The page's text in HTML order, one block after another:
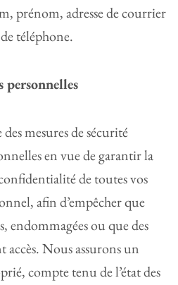
prénom, adresse de courrier
téléphone.
personnelles
mesures de sécurité
en vue de garantir la
de toutes vos
afin d’empêcher que
endommagées ou que des
accès. Nous assurons un
compte tenu de l’état des